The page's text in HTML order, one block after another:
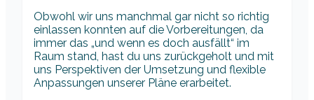
Obwohl wir uns manchmal gar nicht so richtig
einlassen konnten auf die Vorbereitungen, da
immer das „und wenn es doch ausfällt“ im
Raum stand, hast du uns zurückgeholt und mit
uns Perspektiven der Umsetzung und flexible
Anpassungen unserer Pläne erarbeitet.